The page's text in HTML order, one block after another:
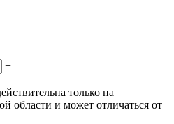
+
только на
области и может отличаться от